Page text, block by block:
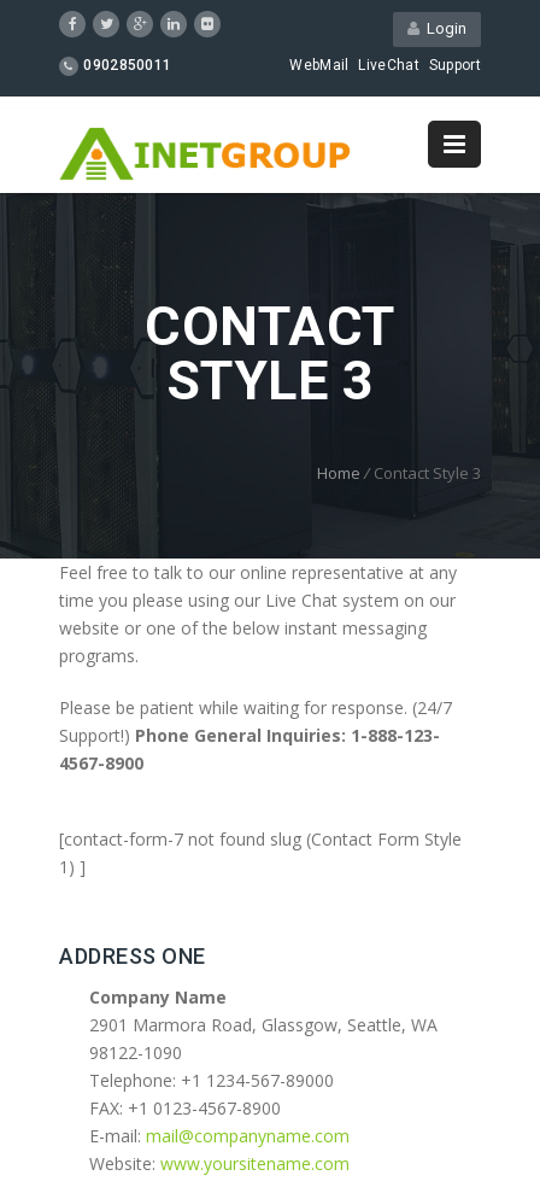
Login
0902850011 WebMail LiveChat Support
CONTACT
STYLE 3
Home / Contact Style 3
Feel free to talk to our online representative at any
time you please using our Live Chat system on our
website or one of the below instant messaging
programs.
Please be patient while waiting for response. (24/7
Support!) Phone General Inquiries: 1-888-123-
4567-8900
[contact-form-7 not found slug (Contact Form Style
1) ]
ADDRESS ONE
Company Name
2901 Marmora Road, Glassgow, Seattle, WA
98122-1090
Telephone: +1 1234-567-89000
FAX: +1 0123-4567-8900
E-mail: mail@companyname.com
Website: www.yoursitename.com